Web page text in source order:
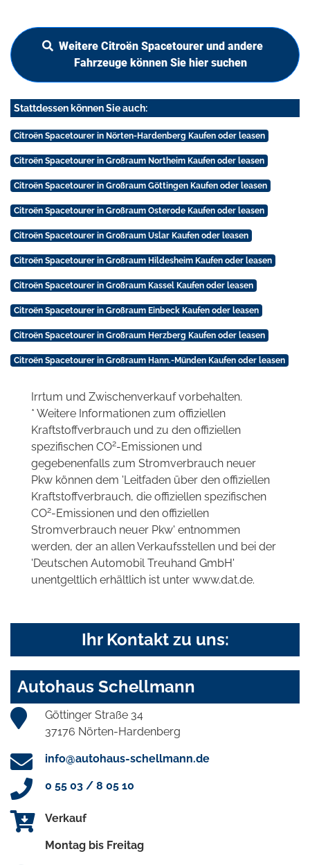
Weitere Citroën Spacetourer und andere
Fahrzeuge können Sie hier suchen
Stattdessen können Sie auch:
Citroën Spacetourer in Nörten-Hardenberg Kaufen oder leasen
Citroën Spacetourer in Großraum Northeim Kaufen oder leasen
Citroën Spacetourer in Großraum Göttingen Kaufen oder leasen
Citroën Spacetourer in Großraum Osterode Kaufen oder leasen
Citroën Spacetourer in Großraum Uslar Kaufen oder leasen
Citroën Spacetourer in Großraum Hildesheim Kaufen oder leasen
Citroën Spacetourer in Großraum Kassel Kaufen oder leasen
Citroën Spacetourer in Großraum Einbeck Kaufen oder leasen
Citroën Spacetourer in Großraum Herzberg Kaufen oder leasen
Citroën Spacetourer in Großraum Hann.-Münden Kaufen oder leasen
Irrtum und Zwischenverkauf vorbehalten.
* Weitere Informationen zum offiziellen
Kraftstoffverbrauch und zu den offiziellen
spezifischen CO2-Emissionen und
gegebenenfalls zum Stromverbrauch neuer
Pkw können dem 'Leitfaden über den offiziellen
Kraftstoffverbrauch, die offiziellen spezifischen
CO2-Emissionen und den offiziellen
Stromverbrauch neuer Pkw' entnommen
werden, der an allen Verkaufsstellen und bei der
'Deutschen Automobil Treuhand GmbH'
unentgeltlich erhältlich ist unter www.dat.de.
Ihr Kontakt zu uns:
Autohaus Schellmann
Göttinger Straße 34
37176 Nörten-Hardenberg
info@autohaus-schellmann.de
0 55 03 / 8 05 10
Verkauf
Montag bis Freitag